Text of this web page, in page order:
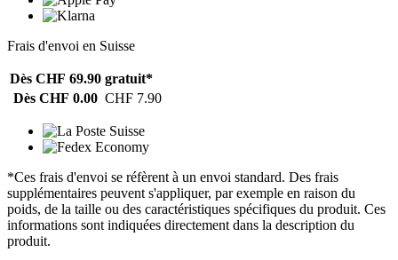
Frais d'envoi en Suisse
Dès CHF 69.90 gratuit*
Dès CHF 0.00 CHF 7.90
*Ces frais d'envoi se réfèrent à un envoi standard. Des frais
supplémentaires peuvent s'appliquer, par exemple en raison du
poids, de la taille ou des caractéristiques spécifiques du produit. Ces
informations sont indiquées directement dans la description du
produit.